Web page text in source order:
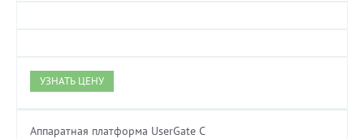
УЗНАТЬ ЦЕНУ
Аппаратная платформа UserGate C